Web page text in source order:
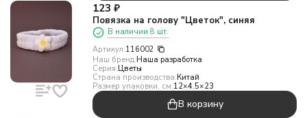
123 ₽
Повязка на голову "Цветок", синяя
В наличии 8 шт.
Артикул:116002
Наш бренд:Наша разработка
Серия:Цветы
Страна производства:Китай
Размер упаковки, см:12×4.5×23
В корзину